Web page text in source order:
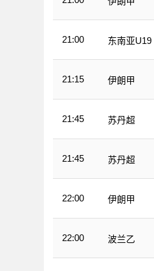
21:00 东南亚U19
21:15 伊朗甲
21:45 苏丹超
21:45 苏丹超
22:00 伊朗甲
22:00 波兰乙